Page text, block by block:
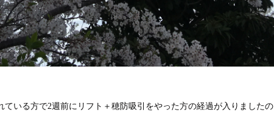
ている方で2週前にリフト＋穂防吸引をやった方の経過が入りましたの